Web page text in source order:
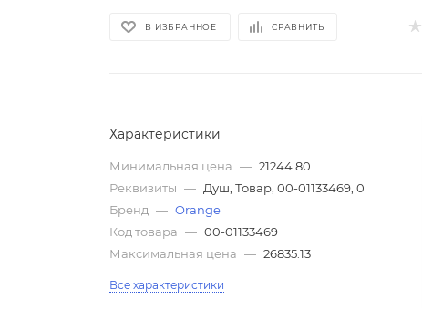
В ИЗБРАННОЕ СРАВНИТЬ
Характеристики
Минимальная цена — 21244.80
Реквизиты — Душ, Товар, 00-01133469, 0
Бренд — Orange
Код товара — 00-01133469
Максимальная цена — 26835.13
Все характеристики